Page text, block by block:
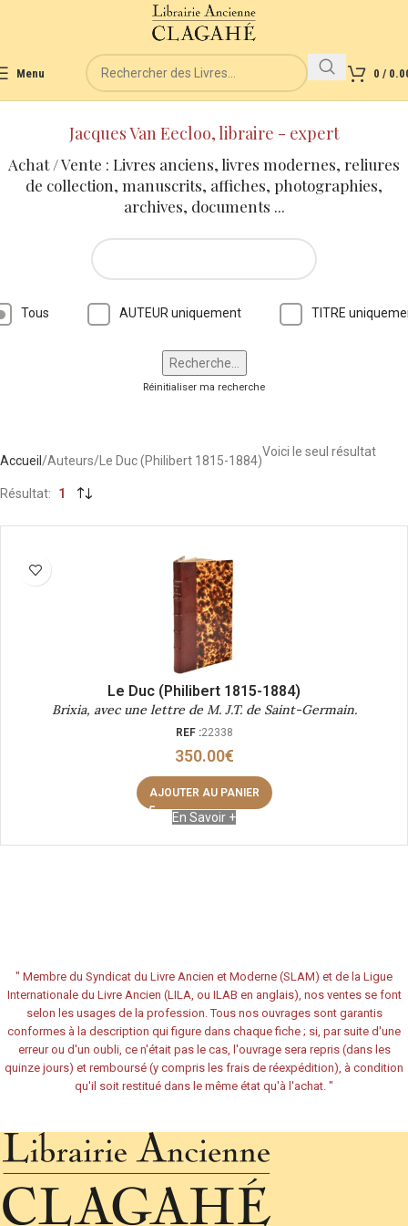
Menu 0 /
Jacques Van Eecloo, libraire - expert
Achat / Vente : Livres anciens, livres modernes, reliures
de collection, manuscrits, affiches, photographies,
archives, documents ...
Tous AUTEUR uniquement TITRE
Réinitialiser ma recherche
Accueil Auteurs Le Duc (Philibert 1815-1884)
Voici le seul résultat
Résultat 1
Le Duc (Philibert 1815-1884)
Brixia, avec une lettre de M. J.T. de Saint-Germain.
REF :22338
350.00€
AJOUTER AU PANIER
En Savoir +
" Membre du Syndicat du Livre Ancien et Moderne (SLAM) et de la Ligue
Internationale du Livre Ancien (LILA, ou ILAB en anglais), nos ventes se font
selon les usages de la profession. Tous nos ouvrages sont garantis
conformes à la description qui figure dans chaque fiche ; si, par suite d'une
erreur ou d'un oubli, ce n'était pas le cas, l'ouvrage sera repris (dans les
quinze jours) et remboursé (y compris les frais de réexpédition), à condition
qu'il soit restitué dans le même état qu'à l'achat. "